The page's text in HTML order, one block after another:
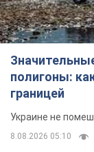
полигоны:
границей
Украине не
8.08.2026 05:10